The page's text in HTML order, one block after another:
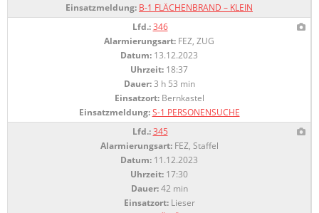
Einsatzmeldung: B-1 FLÄCHENBRAND – KLEIN
Lfd.: 346
Alarmierungsart: FEZ, ZUG
Datum: 13.12.2023
Uhrzeit: 18:37
Dauer:3 h 53 min
Einsatzort:Bernkastel
Einsatzmeldung: S-1 PERSONENSUCHE
Lfd.: 345
Alarmierungsart:FEZ, Staffel
Datum: 11.12.2023
Uhrzeit: 17:30
Dauer:42 min
Einsatzort:Lieser